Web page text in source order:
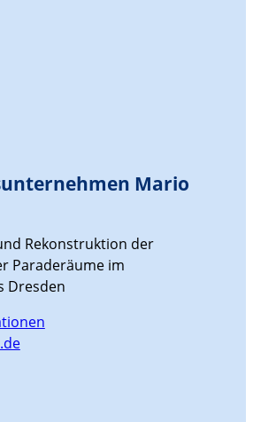
Mario
Rekonstruktion der
Paraderäume im
Dresden